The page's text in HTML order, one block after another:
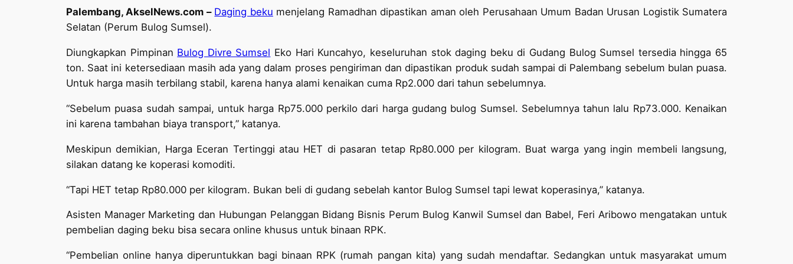
Palembang, AkselNews.com – Daging beku menjelang Ramadhan dipastikan aman oleh Perusahaan Umum Badan Urusan Logistik Sumatera
Selatan (Perum Bulog Sumsel).
Diungkapkan Pimpinan Bulog Divre Sumsel Eko Hari Kuncahyo, keseluruhan stok daging beku di Gudang Bulog Sumsel tersedia hingga 65
ton. Saat ini ketersediaan masih ada yang dalam proses pengiriman dan dipastikan produk sudah sampai di Palembang sebelum bulan puasa.
Untuk harga masih terbilang stabil, karena hanya alami kenaikan cuma Rp2.000 dari tahun sebelumnya.
“Sebelum puasa sudah sampai, untuk harga Rp75.000 perkilo dari harga gudang bulog Sumsel. Sebelumnya tahun lalu Rp73.000. Kenaikan
ini karena tambahan biaya transport,” katanya.
Meskipun demikian, Harga Eceran Tertinggi atau HET di pasaran tetap Rp80.000 per kilogram. Buat warga yang ingin membeli langsung,
silakan datang ke koperasi komoditi.
“Tapi HET tetap Rp80.000 per kilogram. Bukan beli di gudang sebelah kantor Bulog Sumsel tapi lewat koperasinya,” katanya.
Asisten Manager Marketing dan Hubungan Pelanggan Bidang Bisnis Perum Bulog Kanwil Sumsel dan Babel, Feri Aribowo mengatakan untuk
pembelian daging beku bisa secara online khusus untuk binaan RPK.
“Pembelian online hanya diperuntukkan bagi binaan RPK (rumah pangan kita) yang sudah mendaftar. Sedangkan untuk masyarakat umum